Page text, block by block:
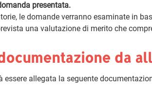
presentata.
le domande verranno esaminate in
una valutazione di merito che
da
essere allegata la seguente